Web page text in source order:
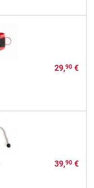
29,90€
39,90€